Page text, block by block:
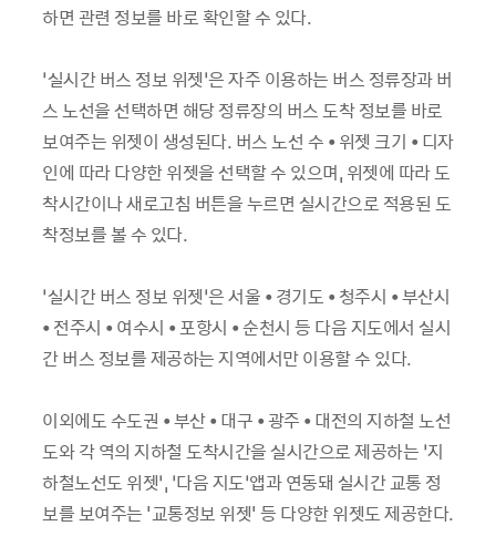
하면 관련 정보를 바로 확인할 수 있다.
‘실시간 버스 정보 위젯’은 자주 이용하는 버스 정류장과 버
스 노선을 선택하면 해당 정류장의 버스 도착 정보를 바로
보여주는 위젯이 생성된다. 버스 노선 수 • 위젯 크기 • 디자
인에 따라 다양한 위젯을 선택할 수 있으며, 위젯에 따라 도
착시간이나 새로고침 버튼을 누르면 실시간으로 적용된 도
착정보를 볼 수 있다.
‘실시간 버스 정보 위젯’은 서울 • 경기도 • 청주시 • 부산시
• 전주시 • 여수시 • 포항시 • 순천시 등 다음 지도에서 실시
간 버스 정보를 제공하는 지역에서만 이용할 수 있다.
이외에도 수도권 • 부산 • 대구 • 광주 • 대전의 지하철 노선
도와 각 역의 지하철 도착시간을 실시간으로 제공하는 ‘지
하철노선도 위젯’, ‘다음 지도’앱과 연동돼 실시간 교통 정
보를 보여주는 '교통정보 위젯' 등 다양한 위젯도 제공한다.